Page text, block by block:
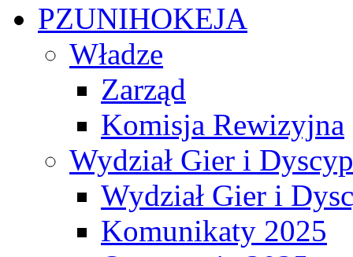
PZUNIHOKEJA
Władze
Zarząd
Komisja Rewizyjna
Wydział Gier i
Wydział Gier i
Komunikaty 2025